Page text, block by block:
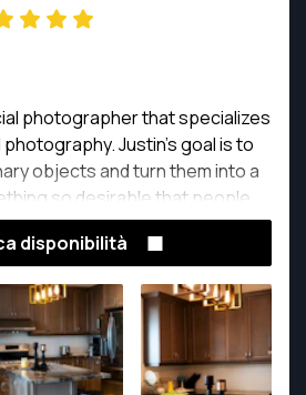
photographer that specializes
Justin's goal is to
objects and turn them into a
so desirable that people
the photo and take a bite!
disponibilità